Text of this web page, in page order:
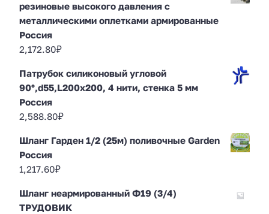
резиновые высокого давления с
металлическими оплетками армированные
Россия
2,172.80₽
Патрубок силиконовый угловой
90°,d55,L200x200, 4 нити, стенка 5 мм
Россия
2,588.80₽
Шланг Гарден 1/2 (25м) поливочные Garden
Россия
1,217.60₽
Шланг неармированный Ф19 (3/4)
ТРУДОВИК